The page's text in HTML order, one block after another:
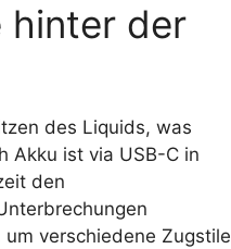
hinter der
des Liquids, was
Akku ist via USB-C in
den
verschiedene Zugstile